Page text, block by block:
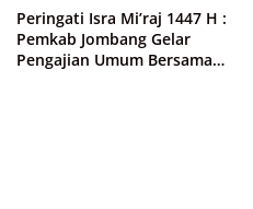
Peringati Isra Mi’raj 1447 H :
Pemkab Jombang Gelar
Pengajian Umum Bersama